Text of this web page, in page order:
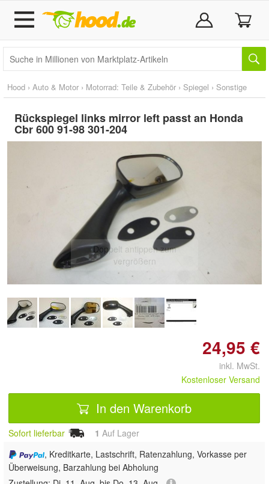
Hood › Auto & Motor › Motorrad: Teile & Zubehör › Spiegel › Sonstige
Rückspiegel links mirror left passt an Honda
Cbr 600 91-98 301-204
Doppelt antippen zum
vergrößern
24,95 €
inkl. MwSt.
Kostenloser Versand
In den Warenkorb
Sofort lieferbar 1 Auf Lager
, Kreditkarte, Lastschrift, Ratenzahlung, Vorkasse per
Überweisung, Barzahlung bei Abholung